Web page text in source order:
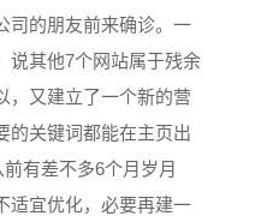
司的朋友前来确诊。一
说其他7个网站属于残余
，又建立了一个新的营
的关键词都能在主页出
有差不多6个月岁月
适宜优化，必要再建一